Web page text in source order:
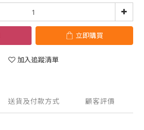
立即購買
加入追蹤清單
送貨及付款方式 顧客評價